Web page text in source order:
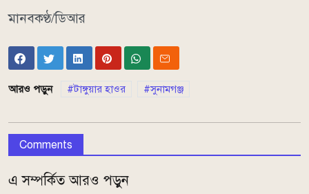
মানবকণ্ঠ/ডিআর
আরও পড়ুন টাঙ্গুয়ার হাওর সুনামগঞ্জ
Comments
এ সম্পর্কিত আরও পড়ুন